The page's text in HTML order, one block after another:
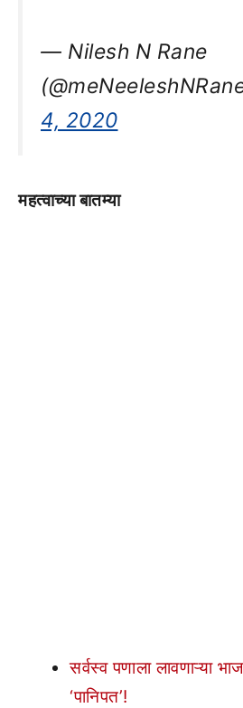
— Nilesh N Rane
4, 2020
महत्वाच्या बातम्या
सर्वस्व पणाला लावणाऱ्या
‘पानिपत’!